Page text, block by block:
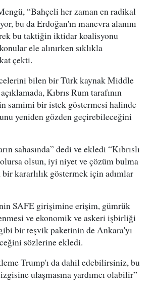
“Bahçeli her zaman en radikal
bu da Erdoğan'ın manevra alanını
bu taktiğin iktidar koalisyonu
ele alınırken sıklıkla
çekti.
bilen bir Türk kaynak Middle
Kıbrıs Rum tarafının
samimi bir istek göstermesi halinde
yeniden gözden geçirebileceğini
sahasında” dedi ve ekledi “Kıbrıslı
olsun, iyi niyet ve çözüm bulma
kararlılık göstermek için adımlar
SAFE girişimine erişim, gümrük
ve ekonomik ve askeri işbirliği
bir teşvik paketinin de Ankara'yı
sözlerine ekledi.
Trump'ı da dahil edebilirsiniz, bu
ulaşmasına yardımcı olabilir”